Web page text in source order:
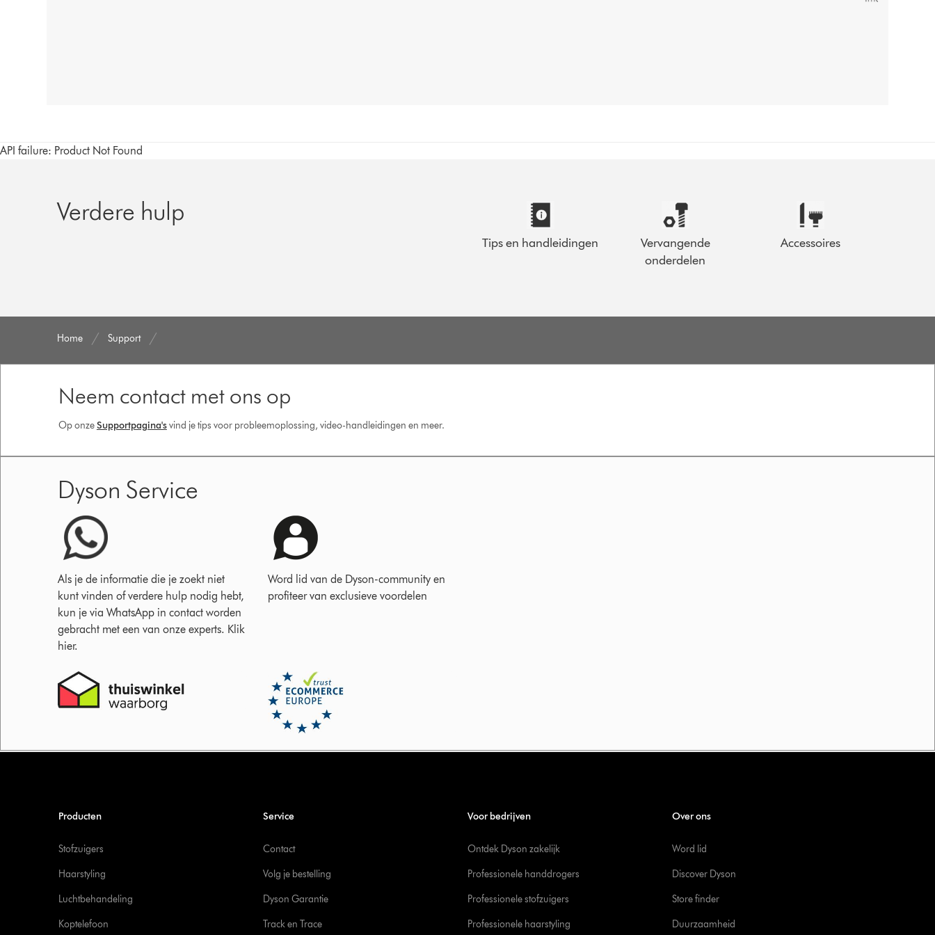
API failure: Product Not Found
Verdere hulp
Tips en handleidingen
Vervangende
onderdelen
Accessoires
Home Support
Neem contact met ons op
Op onzeSupportpagina'svind je tips voor probleemoplossing, video-handleidingen en meer.
Dyson Service
Als je de informatie die je zoekt niet
kunt vinden of verdere hulp nodig hebt,
kun je via WhatsApp in contact worden
gebracht met een van onze experts. Klik
hier.
Word lid van de Dyson-community en
profiteer van exclusieve voordelen
Producten
Stofzuigers
Haarstyling
Luchtbehandeling
Koptelefoon
Service
Contact
Volg je bestelling
Dyson Garantie
Track en Trace
Voor bedrijven
Ontdek Dyson zakelijk
Professionele handdrogers
Professionele stofzuigers
Professionele haarstyling
Over ons
Word lid
Discover Dyson
Store finder
Duurzaamheid